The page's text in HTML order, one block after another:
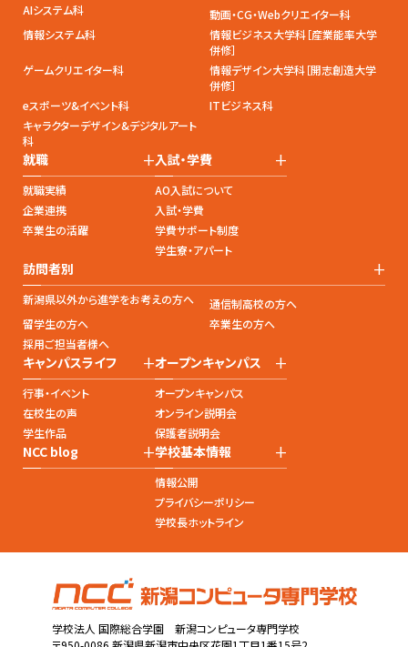
AIシステム科
動画・CG・Webクリエイター科
情報システム科
情報ビジネス大学科［産業能率大学
併修］
ゲームクリエイター科
情報デザイン大学科［開志創造大学
併修］
eスポーツ&イベント科
ITビジネス科
キャラクターデザイン&デジタルアート
科
就職 +
就職実績
企業連携
卒業生の活躍
入試・学費 +
AO入試について
入試・学費
学費サポート制度
学生寮・アパート
訪問者別 +
新潟県以外から進学をお考えの方へ
通信制高校の方へ
留学生の方へ
卒業生の方へ
採用ご担当者様へ
キャンパスライフ +
行事・イベント
在校生の声
学生作品
オープンキャンパス +
オープンキャンパス
オンライン説明会
保護者説明会
NCC blog +学校基本情報 +
情報公開
プライバシーポリシー
学校長ホットライン
学校法人 国際総合学園 新潟コンピュータ専門学校